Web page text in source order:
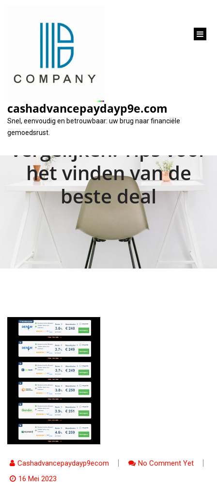
cashadvancepaydayp9e.com
Snel, eenvoudig en betrouwbaar: uw brug naar financiële
gemoedsrust.
Hoe u geld kunt
besparen door
leningen te
vergelijken: Tips voor
het vinden van de
beste deal
Cashadvancepaydayp9ecom
No Comment Yet
16 Mei 2023